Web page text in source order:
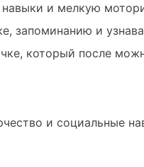
и мелкую
запоминанию и
который после
и социальные